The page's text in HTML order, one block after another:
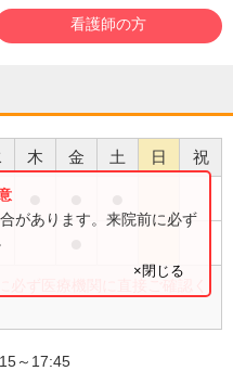
看護師の方
木 金 土 日 祝
ず医療機関に直接ご確認く
があります。来院前に必ず
×閉じる
～17:45